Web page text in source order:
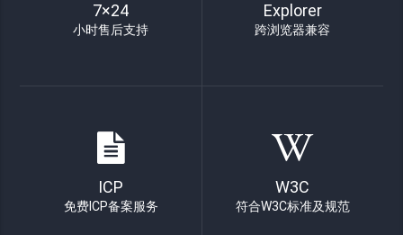
7×24
小时售后支持
Explorer
跨浏览器兼容
ICP
免费ICP备案服务
W3C
符合W3C标准及规范